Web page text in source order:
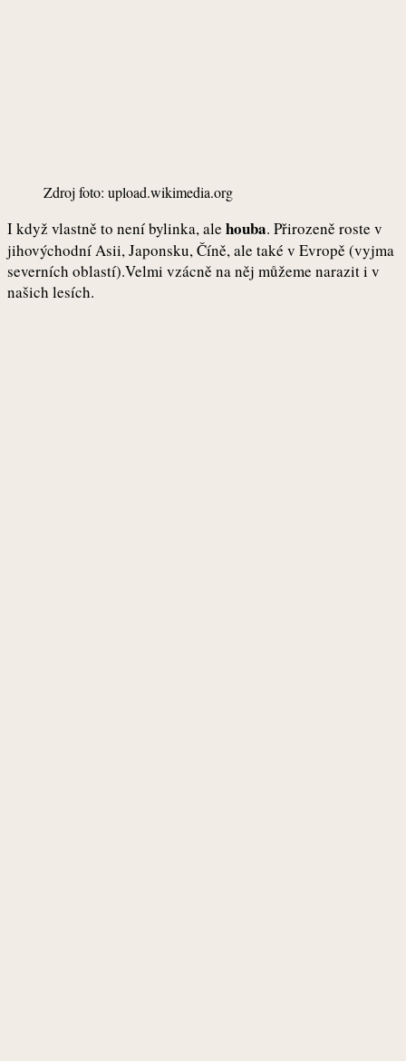
Zdroj foto: upload.wikimedia.org
I když vlastně to není bylinka, ale houba. Přirozeně roste v
jihovýchodní Asii, Japonsku, Číně, ale také v Evropě (vyjma
severních oblastí).Velmi vzácně na něj můžeme narazit i v
našich lesích.